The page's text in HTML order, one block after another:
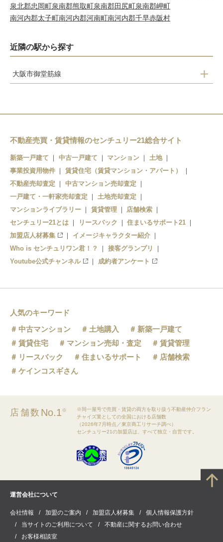
泉北郡忠岡町泉南郡熊取町泉南郡田尻町泉南郡岬町
南河内郡太子町南河内郡河南町南河内郡千早赤阪村
近隣の駅から探す
大阪市御堂筋線
新金岡
なかもず
不動産売買・賃貸情報のセンチュリー21総合サイト
新築一戸建て 中古一戸建て マンション
土地
事業投資用物件
賃貸住宅（賃貸マンション・アパート）
不動産売却査定
中古マンション売却査定
一戸建て・一軒家売却査定
土地売却査定
マンションライブラリー
賃貸管理
店舗検索
センチュリー21とは
リースバック
住まいるサポート21
加盟店人材募集
イメージキャラクター紹介
Who is センチュリワン君！？
接客グランプリ
Youtube公式チャンネル
成約者アンケート
人気のキーワード
中古マンション
土地購入
新築一戸建て
賃貸住宅
マンション売却・査定
賃貸管理
リースバック
住まいるサポート
店舗検索
ケインコスギさん
店舗数 No.1※
※同一屋号で売買・賃貸の両方を取り扱う不動産仲介フラン
チャイズ業としての全国における店舗数
（2026年7月時点／東京商工リサーチ調べ）
センチュリー21の加盟店は、すべて独立・自営です。
運営会社について
会社情報 加盟のご案内 加盟店人材募集
個人情報保護方針
当サイトのご利用について
不動産に関するお問い合わせ
お客様相談室